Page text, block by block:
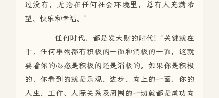
过没有，无论在任何社会环境里，总有人充满希
望、快乐和幸福。"
任何时代，都是发大财的时代！"关键就在
于，任何事物都有积极的一面和消极的一面，这就
要看你的心态是积极的还是消极的。如果你是积极
的，你看到的就是乐观、进步、向上的一面，你的
人生、工作、人际关系及周围的一切就都是成功向